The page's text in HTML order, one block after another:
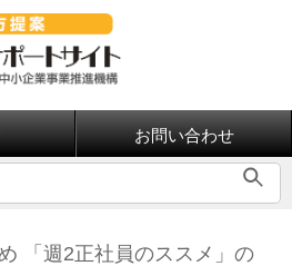
お問い合わせ
「週2正社員のススメ」の